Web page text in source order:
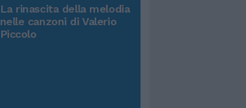
La rinascita della melodia
nelle canzoni di Valerio
Piccolo